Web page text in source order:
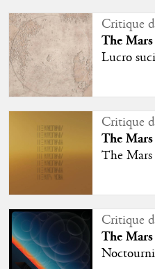
Sortie
The
Lucro Sucio;
Critique
The
Lucro
Critique
The
The
Critique
The